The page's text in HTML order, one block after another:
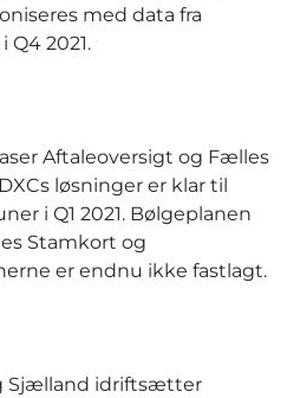
med data fra
Q4 2021.
Aftaleoversigt og Fælles
løsninger er klar til
i Q1 2021. Bølgeplanen
Stamkort og
er endnu ikke fastlagt.
Sjælland idriftsætter